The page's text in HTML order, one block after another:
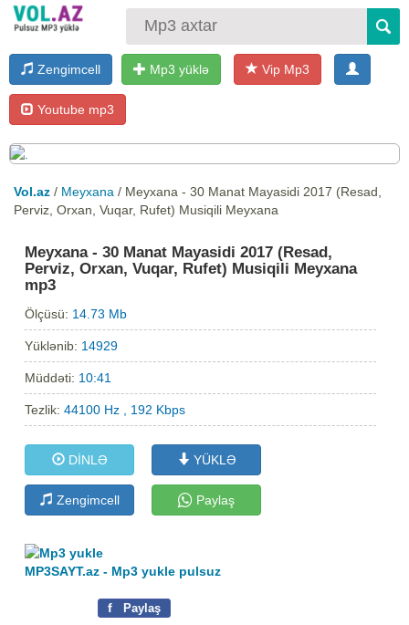
Zengimcell Mp3 yüklə Vip Mp3
Youtube mp3
Vol.az / Meyxana / Meyxana - 30 Manat Mayasidi 2017 (Resad,
Perviz, Orxan, Vuqar, Rufet) Musiqili Meyxana
Meyxana - 30 Manat Mayasidi 2017 (Resad,
Perviz, Orxan, Vuqar, Rufet) Musiqili Meyxana
mp3
Ölçüsü: 14.73 Mb
Yüklənib: 14929
Müddəti: 10:41
Tezlik:44100 Hz , 192 Kbps
DİNLƏ YÜKLƏ
Zengimcell Paylaş
MP3SAYT.az - Mp3 yukle pulsuz
f Paylaş